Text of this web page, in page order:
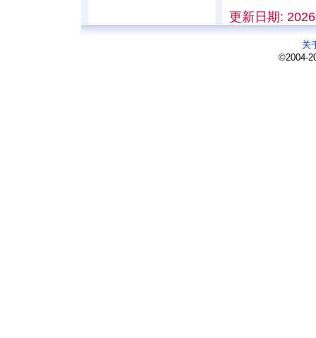
更新日期:
关
©2004-